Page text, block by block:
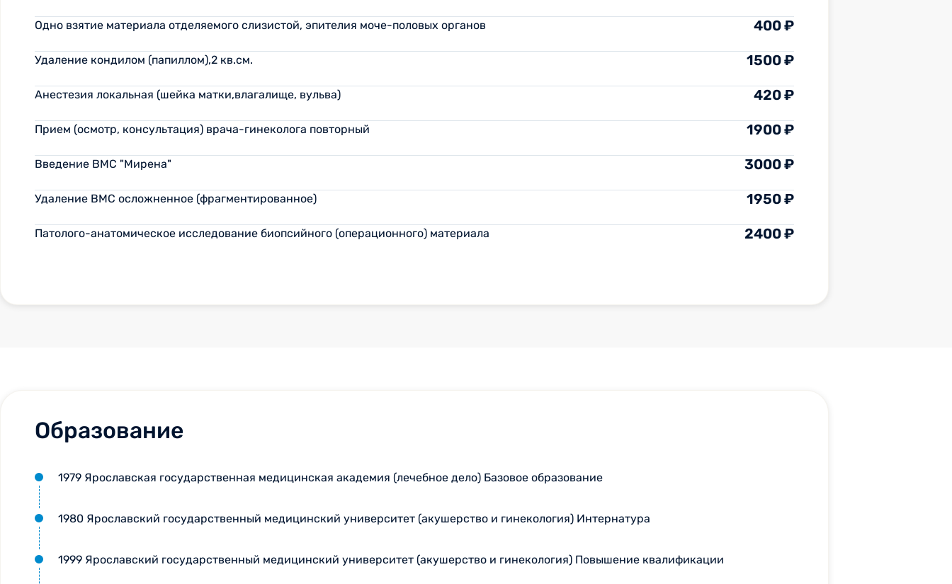
Одно взятие материала отделяемого слизистой, эпителия моче-половых органов 400 ₽
Удаление кондилом (папиллом),2 кв.см. 1500 ₽
Анестезия локальная (шейка матки,влагалище, вульва) 420 ₽
Прием (осмотр, консультация) врача-гинеколога повторный 1900 ₽
Введение ВМС "Мирена" 3000 ₽
Удаление ВМС осложненное (фрагментированное) 1950 ₽
Патолого-анатомическое исследование биопсийного (операционного) материала 2400 ₽
Образование
1979 Ярославская государственная медицинская академия (лечебное дело) Базовое образование
1980 Ярославский государственный медицинский университет (акушерство и гинекология) Интернатура
1999 Ярославский государственный медицинский университет (акушерство и гинекология) Повышение квалификации